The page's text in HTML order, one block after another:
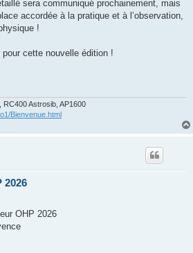
sera communiqué prochainement, mais
accordée à la pratique et à l’observation,
!
cette nouvelle édition !
RC400 Astrosib, AP1600
Bienvenue.html
2026
OHP 2026